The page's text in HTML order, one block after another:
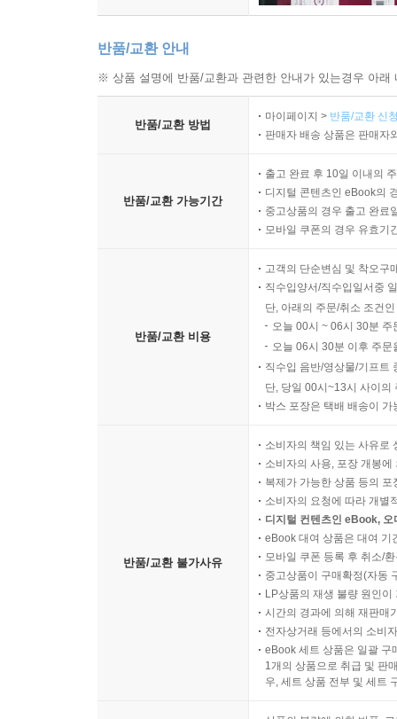
보수주의자로 후퇴한 형국이 되었기 때문이다.
* ‘샤머니즘의 세계화’와 ‘샤머니즘의 움막 짓기’ :
이 책에서 마지막으로 다루고 있는 라이벌 의식
깊이에서 별개의 유형이라 할 수 있으며, 가장
태어난 박상륭과 한산 이씨의 터전인 관촌 마을
하는 이등변 삼각형의 모습을 하고 있다는 것
‘지방성으로 특권화하기’로 나아간 것. 이로
빚었다는 점에서 ‘기적’이고 ‘장관’이 아닐 수 없다
반품/교환 안내
※ 상품 설명에 반품/교환과 관련한 안내가 있는경우 아
반품/교환 방법
마이페이지 > 반품/교환 신
판매자 배송 상품은 판매자
반품/교환 가능기간
출고 완료 후 10일 이내의
디지털 콘텐츠인 eBook의
중고상품의 경우 출고 완료
모바일 쿠폰의 경우 유효기
반품/교환 비용
고객의 단순변심 및 착오구
직수입양서/직수입일서중
단, 아래의 주문/취소 조건
오늘 00시 ~ 06시 30분
오늘 06시 30분 이후 주
직수입 음반/영상물/기프트
단, 당일 00시~13시 사이의
박스 포장은 택배 배송이
반품/교환 불가사유
소비자의 책임 있는 사유로
소비자의 사용, 포장 개봉
복제가 가능한 상품 등의
소비자의 요청에 따라 개별
디지털 컨텐츠인 eBook,
eBook 대여 상품은 대여 기
모바일 쿠폰 등록 후 취소/
중고상품이 구매확정(자동
LP상품의 재생 불량 원인
시간의 경과에 의해 재판매
전자상거래 등에서의 소비
eBook 세트 상품은 일괄 구
1개의 상품으로 취급 및 판
우, 세트 상품 전부 및 세트